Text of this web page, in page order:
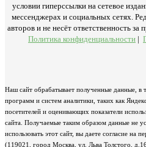
условии гиперссылки на сетевое
мессенджерах и социальных сетях.
авторов и не несёт ответственность
Политика конфиденциальности |
Наш сайт обрабатывает полученные данные, в
программ и систем аналитики, таких как
посетителей и оценивающих показатели
сайта. Получаемые таким образом данные не
использовать этот сайт, вы даете согласие
(119021, город Москва, ул. Льва Толстого,